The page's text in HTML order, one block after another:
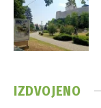
IZDVOJENO